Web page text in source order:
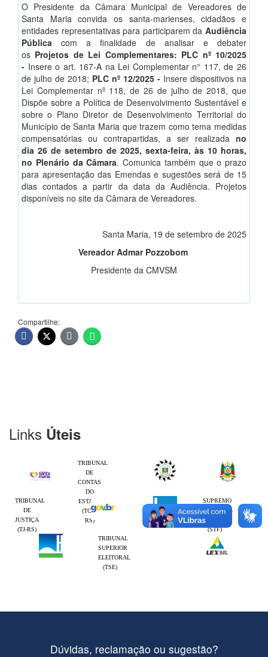
O Presidente da Câmara Municipal de Vereadores de
Santa Maria convida os santa-marienses, cidadãos e
entidades representativas para participarem da Audiência
Públicacom a finalidade de analisar e debater
os Projetos de Lei Complementares: PLC nº 10/2025
- Insere o art. 167-A na Lei Complementar n° 117, de 26
de julho de 2018; PLC nº 12/2025 - Insere dispositivos na
Lei Complementar nº 118, de 26 de julho de 2018, que
Dispõe sobre a Política de Desenvolvimento Sustentável e
sobre o Plano Diretor de Desenvolvimento Territorial do
Município de Santa Maria que trazem como tema medidas
compensatórias ou contrapartidas, a ser realizada no
dia 26 de setembro de 2025, sexta-feira, às 10 horas,
no Plenário da Câmara. Comunica também que o prazo
para apresentação das Emendas e sugestões será de 15
dias contados a partir da data da Audiência. Projetos
disponíveis no site da Câmara de Vereadores.
Santa Maria, 19 de setembro de 2025
Vereador Admar Pozzobom
Presidente da CMVSM
Compartilhe:
Links Úteis
TRIBUNAL
DE
CONTAS
DO
ESTADO
(TCE-
RS)
TRIBUNAL
DE
JUSTIÇA
(TJ-RS)
SUPREMO
TRIBUNAL
FEDERAL
(STF)
TRIBUNAL
SUPERIOR
ELEITORAL
(TSE)
Dúvidas, reclamação ou sugestão?